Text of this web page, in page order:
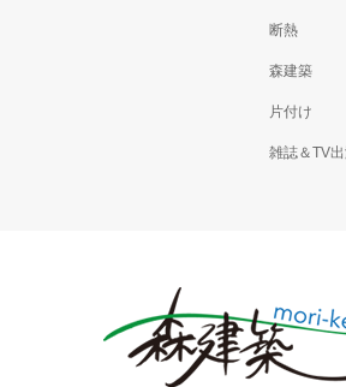
断熱
森建築
片付け
雑誌＆TV